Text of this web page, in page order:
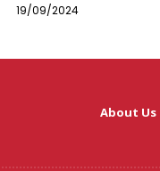
19/09/2024
About Us